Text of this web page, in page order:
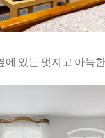
에 있는 멋지고 아늑